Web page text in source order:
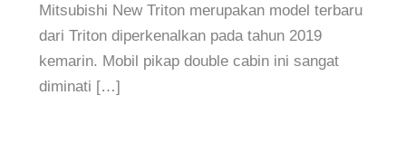
Mitsubishi New Triton merupakan model terbaru
dari Triton diperkenalkan pada tahun 2019
kemarin. Mobil pikap double cabin ini sangat
diminati […]